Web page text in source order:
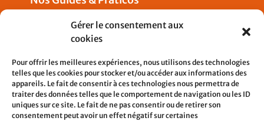
Gérer le consentement aux
cookies
Pour offrir les meilleures expériences, nous utilisons des technologies
telles que les cookies pour stocker et/ou accéder aux informations des
appareils. Le fait de consentir à ces technologies nous permettra de
traiter des données telles que le comportement de navigation ou les ID
uniques sur ce site. Le fait de ne pas consentir ou de retirer son
consentement peut avoir un effet négatif sur certaines
Nous joindre
5, rue Pleyel